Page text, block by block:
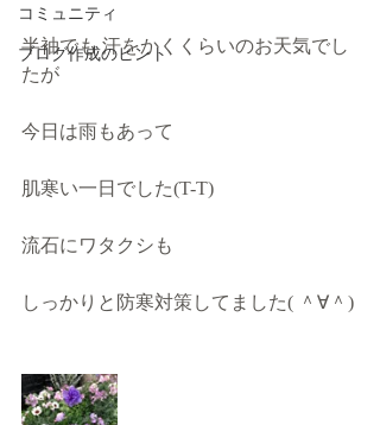
コミュニティ
ブログ作成のヒント
半袖でも 汗をかくくらいのお天気でし
たが
今日は雨もあって
肌寒い一日でした(T-T)
流石にワタクシも
しっかりと防寒対策してました( ＾∀＾)